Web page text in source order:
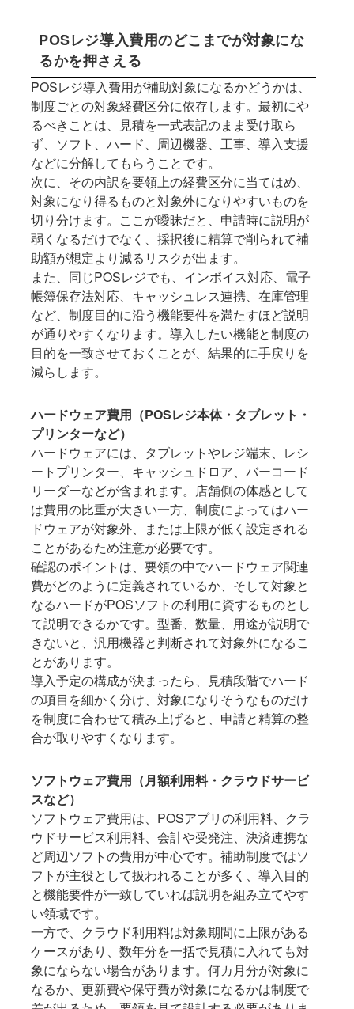
POSレジ導入費用のどこまでが対象にな
るかを押さえる
POSレジ導入費用が補助対象になるかどうかは、
制度ごとの対象経費区分に依存します。最初にや
るべきことは、見積を一式表記のまま受け取ら
ず、ソフト、ハード、周辺機器、工事、導入支援
などに分解してもらうことです。
次に、その内訳を要領上の経費区分に当てはめ、
対象になり得るものと対象外になりやすいものを
切り分けます。ここが曖昧だと、申請時に説明が
弱くなるだけでなく、採択後に精算で削られて補
助額が想定より減るリスクが出ます。
また、同じPOSレジでも、インボイス対応、電子
帳簿保存法対応、キャッシュレス連携、在庫管理
など、制度目的に沿う機能要件を満たすほど説明
が通りやすくなります。導入したい機能と制度の
目的を一致させておくことが、結果的に手戻りを
減らします。
ハードウェア費用（POSレジ本体・タブレット・
プリンターなど）
ハードウェアには、タブレットやレジ端末、レシ
ートプリンター、キャッシュドロア、バーコード
リーダーなどが含まれます。店舗側の体感として
は費用の比重が大きい一方、制度によってはハー
ドウェアが対象外、または上限が低く設定される
ことがあるため注意が必要です。
確認のポイントは、要領の中でハードウェア関連
費がどのように定義されているか、そして対象と
なるハードがPOSソフトの利用に資するものとし
て説明できるかです。型番、数量、用途が説明で
きないと、汎用機器と判断されて対象外になるこ
とがあります。
導入予定の構成が決まったら、見積段階でハード
の項目を細かく分け、対象になりそうなものだけ
を制度に合わせて積み上げると、申請と精算の整
合が取りやすくなります。
ソフトウェア費用（月額利用料・クラウドサービ
スなど）
ソフトウェア費用は、POSアプリの利用料、クラ
ウドサービス利用料、会計や受発注、決済連携な
ど周辺ソフトの費用が中心です。補助制度ではソ
フトが主役として扱われることが多く、導入目的
と機能要件が一致していれば説明を組み立てやす
い領域です。
一方で、クラウド利用料は対象期間に上限がある
ケースがあり、数年分を一括で見積に入れても対
象にならない場合があります。何カ月分が対象に
なるか、更新費や保守費が対象になるかは制度で